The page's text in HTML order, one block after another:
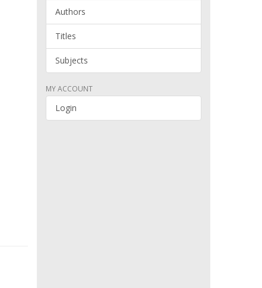
Authors
Titles
Subjects
MY ACCOUNT
Login